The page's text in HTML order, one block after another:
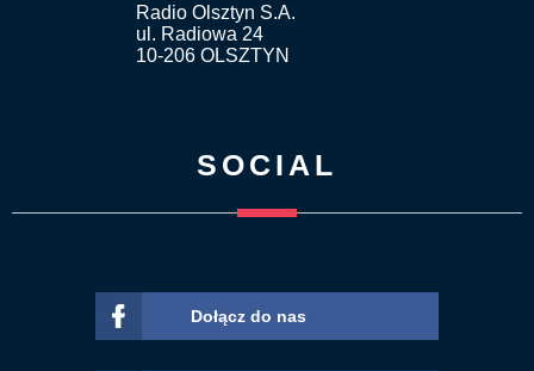
Radio Olsztyn S.A.
ul. Radiowa 24
10-206 OLSZTYN
SOCIAL
Dołącz do nas